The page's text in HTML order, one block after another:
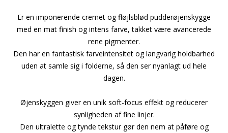
Er en imponerende cremet og fløjlsblød pudderøjenskygge
med en mat finish og intens farve, takket være avancerede
rene pigmenter.
Den har en fantastisk farveintensitet og langvarig holdbarhed
uden at samle sig i folderne, så den ser nyanlagt ud hele
dagen.
Øjenskyggen giver en unik soft-focus effekt og reducerer
synligheden af fine linjer.
Den ultralette og tynde tekstur gør den nem at påføre og